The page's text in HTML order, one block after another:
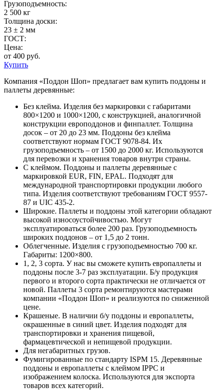
Грузоподъемность:
2 500 кг
Толщина доски:
23 ± 2 мм
ГОСТ:
Цена:
от 400 руб.
Купить
Компания «Поддон Шоп» предлагает вам купить поддоны и
паллеты деревянные:
Без клейма. Изделия без маркировки с габаритами
800×1200 и 1000×1200, с конструкцией, аналогичной
конструкции европоддонов и финпаллет. Толщина
досок – от 20 до 23 мм. Поддоны без клейма
соответствуют нормам ГОСТ 9078-84. Их
грузоподъемность – от 1500 до 2000 кг. Используются
для перевозки и хранения товаров внутри страны.
С клеймом. Поддоны и паллеты деревянные с
маркировкой EUR, FIN, EPAL. Подходят для
международной транспортировки продукции любого
типа. Изделия соответствуют требованиям ГОСТ 9557-
87 и UIC 435-2.
Широкие. Паллеты и поддоны этой категории обладают
высокой износоустойчивостью. Могут
эксплуатироваться более 200 раз. Грузоподъемность
широких поддонов – от 1,5 до 2 тонн.
Облегченные. Изделия с грузоподъемностью 700 кг.
Габариты: 1200×800.
1, 2, 3 сорта. У нас вы сможете купить европаллеты и
поддоны после 3-7 раз эксплуатации. Б/у продукция
первого и второго сорта практически не отличается от
новой. Паллеты 3 сорта ремонтируются мастерами
компании «Поддон Шоп» и реализуются по сниженной
цене.
Крашеные. В наличии б/у поддоны и европаллеты,
окрашенные в синий цвет. Изделия подходят для
транспортировки и хранения пищевой,
фармацевтической и непищевой продукции.
Для негабаритных грузов.
Фумигированные по стандарту ISPM 15. Деревянные
поддоны и европаллеты с клеймом IPPC и
изображением колоска. Используются для экспорта
товаров всех категорий.